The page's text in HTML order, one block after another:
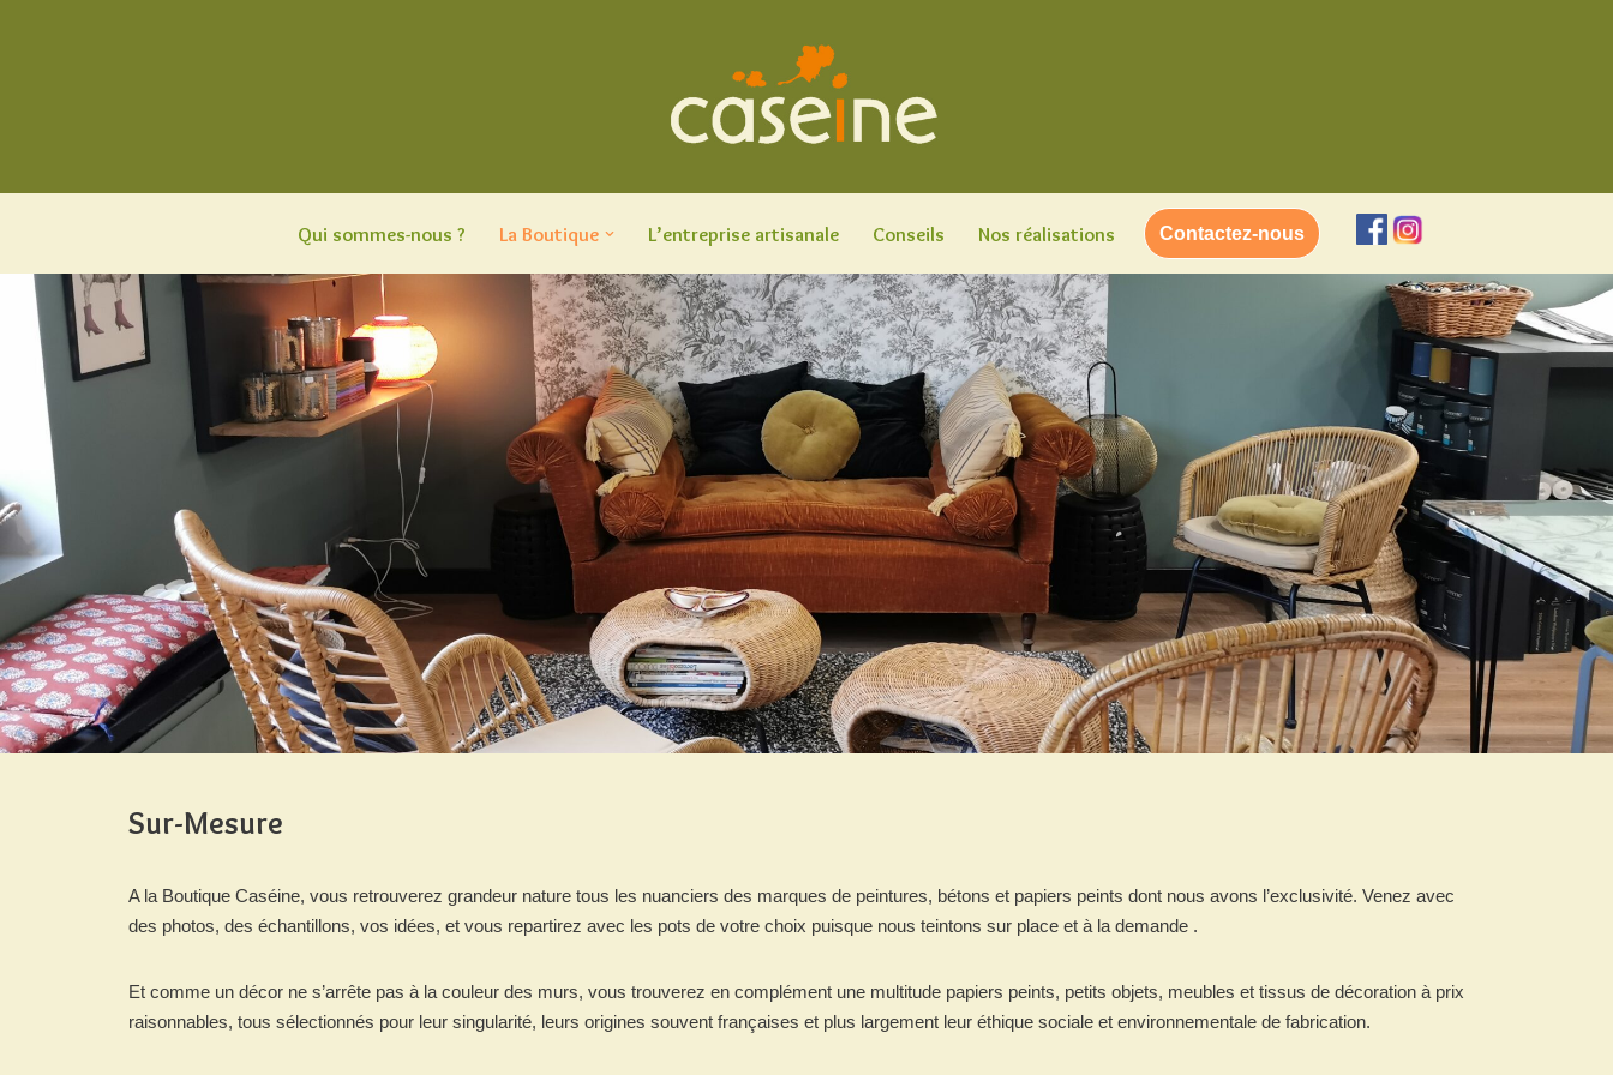
Qui sommes-nous ? La Boutique L’entreprise artisanale Conseils Nos réalisations Contactez-nous
Sur-Mesure
A la Boutique Caséine, vous retrouverez grandeur nature tous les nuanciers des marques de peintures, bétons et papiers peints dont nous avons l’exclusivité. Venez avec
des photos, des échantillons, vos idées, et vous repartirez avec les pots de votre choix puisque nous teintons sur place et à la demande .
Et comme un décor ne s’arrête pas à la couleur des murs, vous trouverez en complément une multitude papiers peints, petits objets, meubles et tissus de décoration à prix
raisonnables, tous sélectionnés pour leur singularité, leurs origines souvent françaises et plus largement leur éthique sociale et environnementale de fabrication.